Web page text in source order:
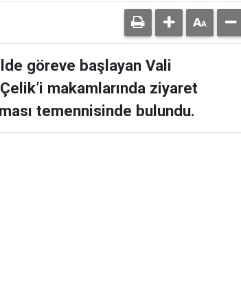
göreve başlayan Vali
makamlarında ziyaret
temennisinde bulundu.